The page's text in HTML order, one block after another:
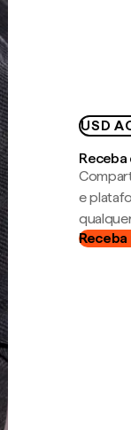
USD
e